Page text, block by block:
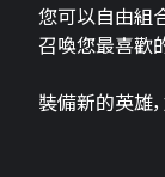
您可以自由組
召喚您最喜歡
裝備新的英雄